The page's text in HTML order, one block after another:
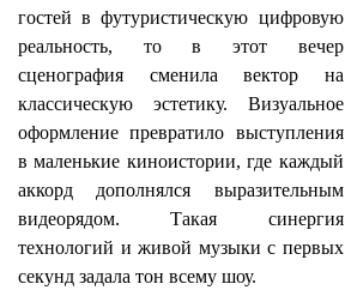
гостей в футуристическую цифровую
реальность, то в этот вечер
сценография сменила вектор на
классическую эстетику. Визуальное
оформление превратило выступления
в маленькие киноистории, где каждый
аккорд дополнялся выразительным
видеорядом. Такая синергия
технологий и живой музыки с первых
секунд задала тон всему шоу.